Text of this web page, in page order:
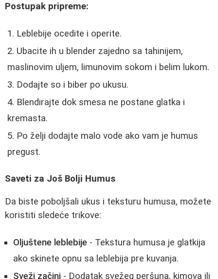
Postupak pripreme:
Leblebije ocedite i operite.
Ubacite ih u blender zajedno sa tahinijem,
maslinovim uljem, limunovim sokom i belim lukom.
Dodajte so i biber po ukusu.
Blendirajte dok smesa ne postane glatka i
kremasta.
Po želji dodajte malo vode ako vam je humus
pregust.
Saveti za Još Bolji Humus
Da biste poboljšali ukus i teksturu humusa, možete
koristiti sledeće trikove:
Oljuštene leblebije - Tekstura humusa je glatkija
ako skinete opnu sa leblebija pre kuvanja.
Sveži začini - Dodatak svežeg peršuna, kimova ili